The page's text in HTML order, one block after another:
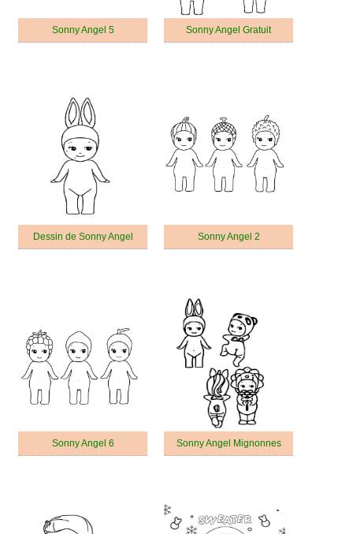
Sonny Angel 5 Sonny Angel Gratuit
Dessin de Sonny Angel Sonny Angel 2
Sonny Angel 6 Sonny Angel Mignonnes